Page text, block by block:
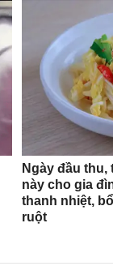
Ngày đầu
này cho gia
thanh nhiệt,
ruột